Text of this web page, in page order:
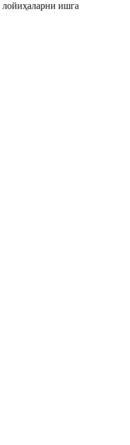
лойиҳаларни ишга